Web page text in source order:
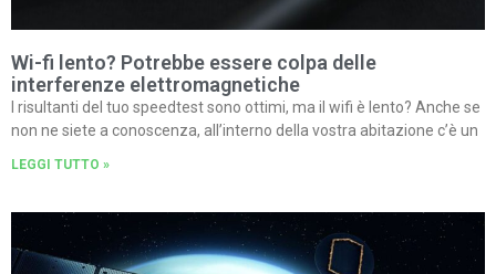
Wi-fi lento? Potrebbe essere colpa delle
interferenze elettromagnetiche
I risultanti del tuo speedtest sono ottimi, ma il wifi è lento? Anche se
non ne siete a conoscenza, all’interno della vostra abitazione c’è un
LEGGI TUTTO »